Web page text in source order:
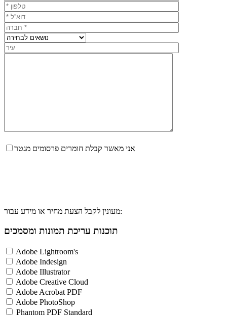
אני מאשר קבלת חומרים פרסומים מגטר
מעונין לקבל הצעת מחיר או מידע עבור:
תוכנות עריכת תמונות ומסמכים
Adobe Lightroom's
Adobe Indesign
Adobe Illustrator
Adobe Creative Cloud
Adobe Acrobat PDF
Adobe PhotoShop
Phantom PDF Standard